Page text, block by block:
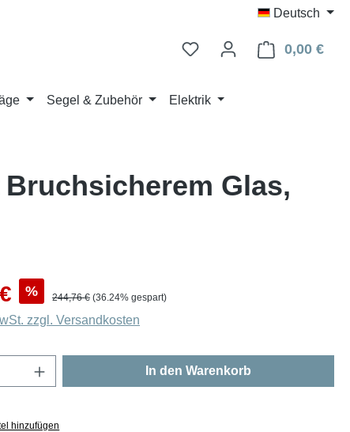
Deutsch
0,00 €
Segel & Zubehör Elektrik
Glas,
% Regulärer Preis:
244,76 € (36.24% gespart)
zzgl. Versandkosten
Gib den gewünschten Wert ein
In den Warenkorb
hinzufügen